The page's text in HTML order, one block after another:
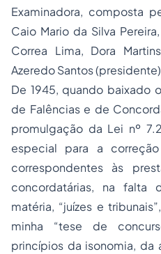
Examinadora, composta
Caio Mario da Silva
Correa Lima, Dora
Azeredo Santos
De 1945, quando baixado
de Falências e de
promulgação da Lei nº
especial para a
correspondentes às
concordatárias, na
matéria, “juízes e tribunais”
minha “tese de
princípios da isonomia, da